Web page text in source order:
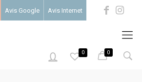
Avis Google Avis Internet
0 0